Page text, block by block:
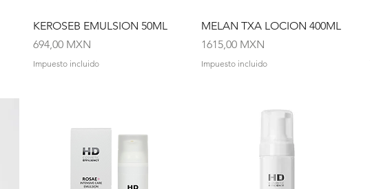
Vista rápida
KEROSEB EMULSION 50ML
Precio
694,00 MXN
Impuesto incluido
Vista rápida
MELAN TXA LOCION 400ML
Precio
1615,00 MXN
Impuesto incluido